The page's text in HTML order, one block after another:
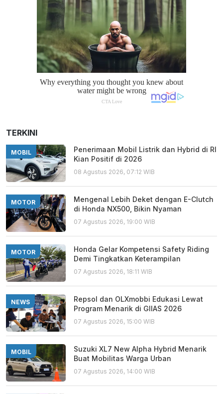
TERKINI
MOBIL
Penerimaan Mobil Listrik dan Hybrid di RI
Kian Positif di 2026
08 Agustus 2026, 07:12 WIB
MOTOR
Mengenal Lebih Deket dengan E-Clutch
di Honda NX500, Bikin Nyaman
07 Agustus 2026, 19:00 WIB
MOTOR
Honda Gelar Kompetensi Safety Riding
Demi Tingkatkan Keterampilan
07 Agustus 2026, 18:11 WIB
NEWS
Repsol dan OLXmobbi Edukasi Lewat
Program Menarik di GIIAS 2026
07 Agustus 2026, 15:00 WIB
MOBIL
Suzuki XL7 New Alpha Hybrid Menarik
Buat Mobilitas Warga Urban
07 Agustus 2026, 14:00 WIB